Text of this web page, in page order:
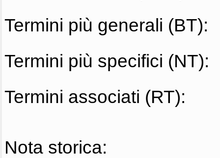
Termini più generali (BT):
Termini più specifici (NT):
Termini associati (RT):
Nota storica: